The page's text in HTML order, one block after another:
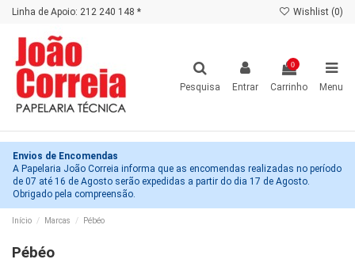
Linha de Apoio: 212 240 148 * Wishlist (0)
Pesquisa Entrar
0
Carrinho Menu
Envios de Encomendas
A Papelaria João Correia informa que as encomendas realizadas no período
de 07 até 16 de Agosto serão expedidas a partir do dia 17 de Agosto.
Obrigado pela compreensão.
Início Marcas Pébéo
Pébéo